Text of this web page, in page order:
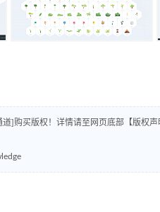
]购买版权！详情请至网页底部【版权